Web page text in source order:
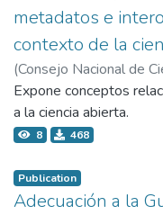
metadatos e
contexto de la
(Consejo Nacional de
Tecnológica - Concytec,
Subirats-Coll, Imma
Expone conceptos
a la ciencia abierta.
8 468
Publication
Adecuación a la